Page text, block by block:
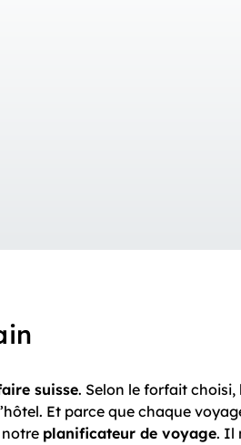
suisse. Selon le forfait
Et parce que chaque
planificateur de voyage. Il